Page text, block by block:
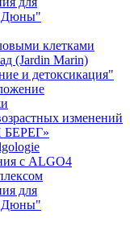
"Дюны"
клетками
(Jardin Marin)
и детоксикация"
изменений
с ALGO4
для
"Дюны"